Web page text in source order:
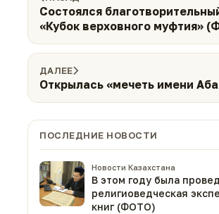
Состоялся
«Кубок верховного муфтия»
ДАЛЕЕ
Открылась «мечеть имени
ПОСЛЕДНИЕ НОВОСТИ
Новости Казахстана
В этом году была
религиоведческая
книг (ФОТО)